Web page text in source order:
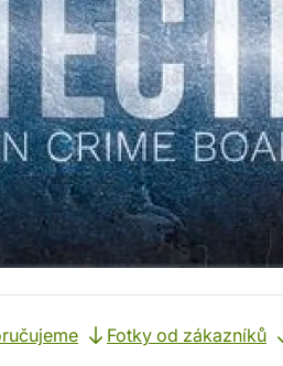
Fotky od zákazníků